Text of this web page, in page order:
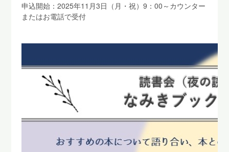
申込開始：2025年11月3日（月・祝）9：00～カウンター
またはお電話で受付